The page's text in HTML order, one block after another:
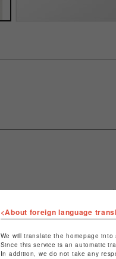
<About foreign language
We will translate the homepage
Since this service is an automatic
In addition, we do not take any